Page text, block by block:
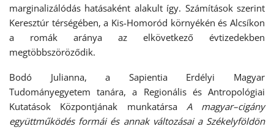
marginalizálódás hatásaként alakult így. Számítások szerint
Keresztúr térségében, a Kis-Homoród környékén és Alcsíkon
a romák aránya az elkövetkező évtizedekben
megtöbbszöröződik.
Bodó Julianna, a Sapientia Erdélyi Magyar
Tudományegyetem tanára, a Regionális és Antropológiai
Kutatások Központjának munkatársa A magyar–cigány
együttműködés formái és annak változásai a Székelyföldön